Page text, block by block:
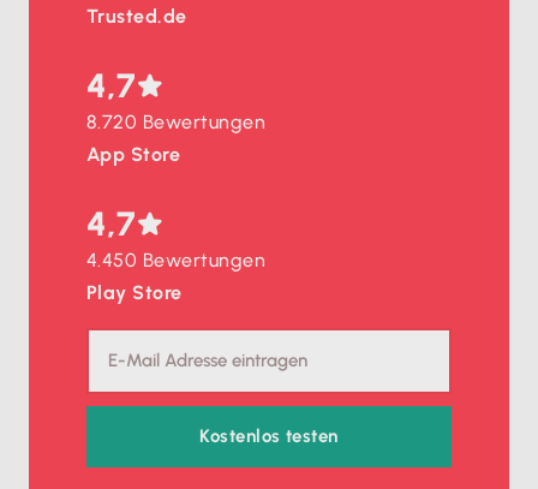
Trusted.de
4,7
App Store
8.720 Bewertungen
4,7
Play Store
4.450 Bewertungen
Kostenlos testen